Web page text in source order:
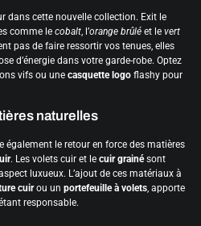
dans cette nouvelle collection. Exit le
comme le cobalt, l’orange brûlé et le vert
pas de faire ressortir vos tenues, elles
d’énergie dans votre garde-robe. Optez
vifs ou une casquette logo flashy pour
naturelles
également le retour en force des matières
. Les volets cuir et le cuir grainésont
luxueux. L’ajout de ces matériaux à
cuirou un portefeuille à volets, apporte
responsable.